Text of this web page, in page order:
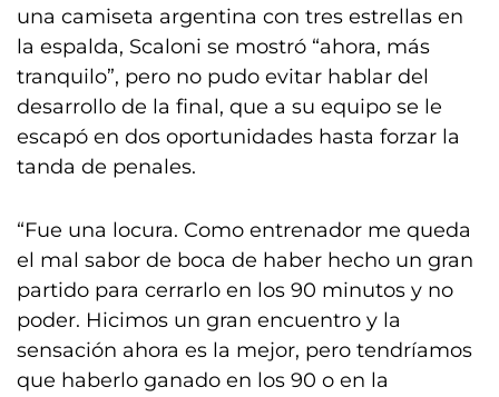
una camiseta argentina con tres estrellas en
la espalda, Scaloni se mostró “ahora, más
tranquilo”, pero no pudo evitar hablar del
desarrollo de la final, que a su equipo se le
escapó en dos oportunidades hasta forzar la
tanda de penales.
“Fue una locura. Como entrenador me queda
el mal sabor de boca de haber hecho un gran
partido para cerrarlo en los 90 minutos y no
poder. Hicimos un gran encuentro y la
sensación ahora es la mejor, pero tendríamos
que haberlo ganado en los 90 o en la